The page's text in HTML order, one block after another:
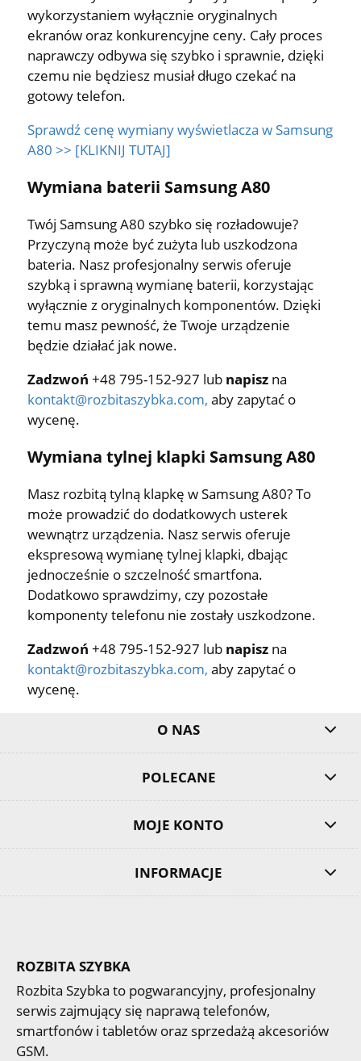
wykorzystaniem wyłącznie oryginalnych
ekranów oraz konkurencyjne ceny. Cały proces
naprawczy odbywa się szybko i sprawnie, dzięki
czemu nie będziesz musiał długo czekać na
gotowy telefon.
Sprawdź cenę wymiany wyświetlacza w Samsung
A80 >> [KLIKNIJ TUTAJ]
Wymiana baterii Samsung A80
Twój Samsung A80 szybko się rozładowuje?
Przyczyną może być zużyta lub uszkodzona
bateria. Nasz profesjonalny serwis oferuje
szybką i sprawną wymianę baterii, korzystając
wyłącznie z oryginalnych komponentów. Dzięki
temu masz pewność, że Twoje urządzenie
będzie działać jak nowe.
Zadzwoń +48 795-152-927 lub napisz na
kontakt@rozbitaszybka.com, aby zapytać o
wycenę.
Wymiana tylnej klapki Samsung A80
Masz rozbitą tylną klapkę w Samsung A80? To
może prowadzić do dodatkowych usterek
wewnątrz urządzenia. Nasz serwis oferuje
ekspresową wymianę tylnej klapki, dbając
jednocześnie o szczelność smartfona.
Dodatkowo sprawdzimy, czy pozostałe
komponenty telefonu nie zostały uszkodzone.
Zadzwoń +48 795-152-927 lub napisz na
kontakt@rozbitaszybka.com, aby zapytać o
wycenę.
O NAS
POLECANE
MOJE KONTO
INFORMACJE
ROZBITA SZYBKA
Rozbita Szybka to pogwarancyjny, profesjonalny
serwis zajmujący się naprawą telefonów,
smartfonów i tabletów oraz sprzedażą akcesoriów
GSM.